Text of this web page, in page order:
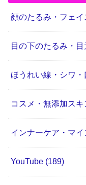
顔のたるみ・フェ
目の下のたるみ・
ほうれい線・シワ
コスメ・無添加スキ
インナーケア・マ
YouTube (189)